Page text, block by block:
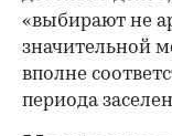
«выбирают не
значительной
вполне
периода